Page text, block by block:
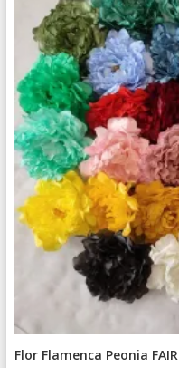
Flor Flamenca Peonia FAIR